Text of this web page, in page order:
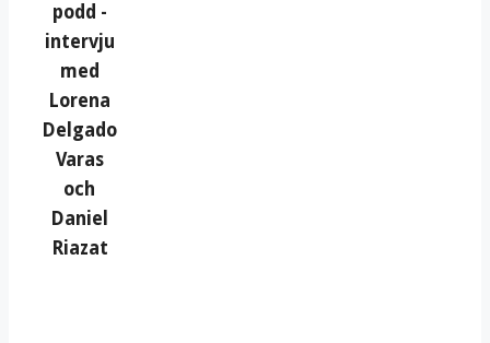
podd -
intervju
med
Lorena
Delgado
Varas
och
Daniel
Riazat